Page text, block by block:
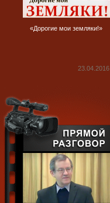
«Дорогие мои земляки!»
23.04.2016